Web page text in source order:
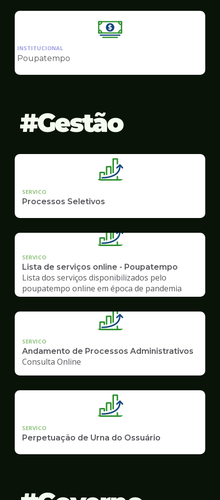
Ilustração
Finanças
INSTITUCIONAL
Poupatempo
Gestão
SERVICO
Processos Seletivos
SERVICO
Lista de serviços online - Poupatempo
Lista dos serviços disponibilizados pelo
poupatempo online em época de pandemia
SERVICO
Andamento de Processos Administrativos
Consulta Online
SERVICO
Perpetuação de Urna do Ossuário